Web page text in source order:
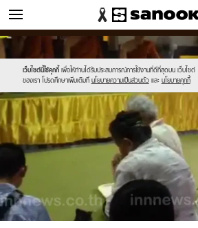
ข่าว
เว็บไซต์นี้ใช้คุกกี้ เพื่อให้ท่านได้รับประสบการณ์การใช้งานที่ดีที่สุดบน เว็บไซต์
ของเรา โปรดศึกษาเพิ่มเติมที่ นโยบายความเป็นส่วนตัว และ นโยบายคุกกี้
Sanook
//s.isanook.com/sr/0/images/logo-
new-
sanook.png
600
60
//s.isanook.com/ns/0/ud/377/1889190/654969-
01.jpg